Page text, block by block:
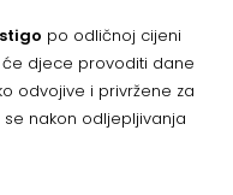
po odličnoj cijeni
djece provoditi dane
odvojive i privržene za
nakon odljepljivanja